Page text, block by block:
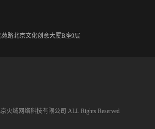
路北京文化创意大厦B座9层
火绒网络科技有限公司 ALL Rights Reserved